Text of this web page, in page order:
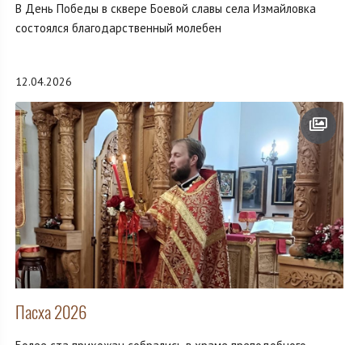
В День Победы в сквере Боевой славы села Измайловка
состоялся благодарственный молебен
12.04.2026
Пасха 2026